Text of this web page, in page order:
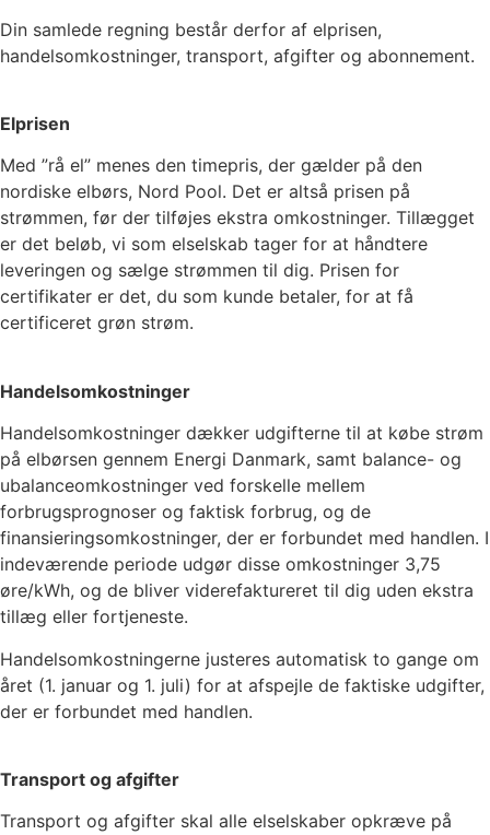
Din samlede regning består derfor af elprisen,
handelsomkostninger, transport, afgifter og abonnement.
Elprisen
Med ”rå el” menes den timepris, der gælder på den
nordiske elbørs, Nord Pool. Det er altså prisen på
strømmen, før der tilføjes ekstra omkostninger. Tillægget
er det beløb, vi som elselskab tager for at håndtere
leveringen og sælge strømmen til dig. Prisen for
certifikater er det, du som kunde betaler, for at få
certificeret grøn strøm.
Handelsomkostninger
Handelsomkostninger dækker udgifterne til at købe strøm
på elbørsen gennem Energi Danmark, samt balance- og
ubalanceomkostninger ved forskelle mellem
forbrugsprognoser og faktisk forbrug, og de
finansieringsomkostninger, der er forbundet med handlen. I
indeværende periode udgør disse omkostninger 3,75
øre/kWh, og de bliver viderefaktureret til dig uden ekstra
tillæg eller fortjeneste.
Handelsomkostningerne justeres automatisk to gange om
året (1. januar og 1. juli) for at afspejle de faktiske udgifter,
der er forbundet med handlen.
Transport og afgifter
Transport og afgifter skal alle elselskaber opkræve på